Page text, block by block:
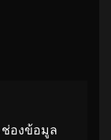
ช่องข้อมูล